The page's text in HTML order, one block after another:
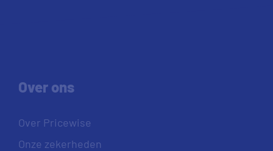
Over ons
Over Pricewise
Onze zekerheden